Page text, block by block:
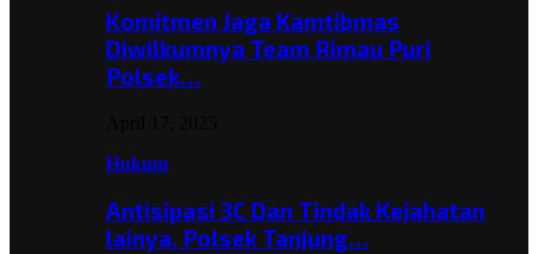
Komitmen Jaga Kamtibmas
Diwilkumnya Team Rimau Puri
Polsek…
Hukum
Antisipasi 3C Dan Tindak Kejahatan
lainya, Polsek Tanjung…